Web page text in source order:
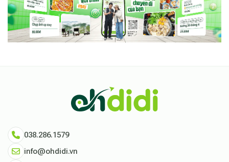
038.286.1579
info@ohdidi.vn